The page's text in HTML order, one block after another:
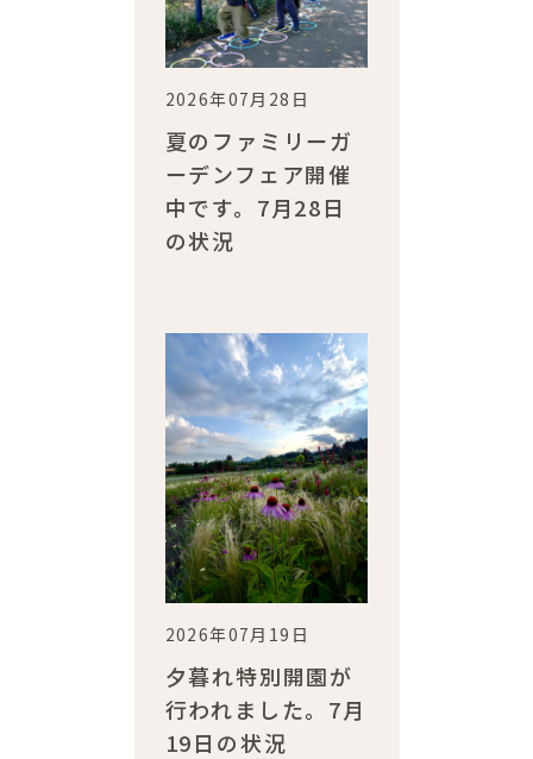
2026年07月28日
夏のファミリーガ
ーデンフェア開催
中です。7月28日
の状況
2026年07月19日
夕暮れ特別開園が
行われました。7月
19日の状況